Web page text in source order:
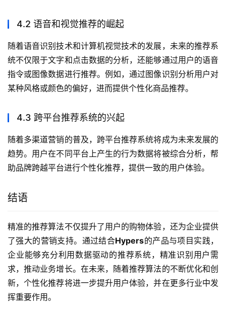
4.2 语音和视觉推荐的崛起
随着语音识别技术和计算机视觉技术的发展，未来的推荐系
统不仅限于文字和点击数据的分析，还能够通过用户的语音
指令或图像数据进行推荐。例如，通过图像识别分析用户对
某种风格或颜色的偏好，进而提供个性化商品推荐。
4.3 跨平台推荐系统的兴起
随着多渠道营销的普及，跨平台推荐系统将成为未来发展的
趋势。用户在不同平台上产生的行为数据将被综合分析，帮
助品牌跨越平台进行个性化推荐，提供一致的用户体验。
结语
精准的推荐算法不仅提升了用户的购物体验，还为企业提供
了强大的营销支持。通过结合Hypers的产品与项目实践，
企业能够充分利用数据驱动的推荐系统，精准识别用户需
求，推动业务增长。在未来，随着推荐算法的不断优化和创
新，个性化推荐将进一步提升用户体验，并在更多行业中发
挥重要作用。